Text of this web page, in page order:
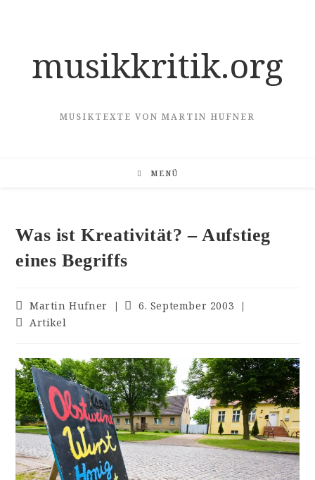
musikkritik.org
MUSIKTEXTE VON MARTIN HUFNER
MENÜ
Was ist Kreativität? – Aufstieg
eines Begriffs
Beitrags-
Autor:
Martin Hufner
Beitrag
6. September 2003
Beitrags-
Artikel